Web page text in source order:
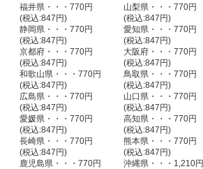
福井県・・・770円
(税込:847円)
山梨県・・・770円
(税込:847円)
静岡県・・・770円
(税込:847円)
愛知県・・・770円
(税込:847円)
京都府・・・770円
(税込:847円)
大阪府・・・770円
(税込:847円)
和歌山県・・・770円
(税込:847円)
鳥取県・・・770円
(税込:847円)
広島県・・・770円
(税込:847円)
山口県・・・770円
(税込:847円)
愛媛県・・・770円
(税込:847円)
高知県・・・770円
(税込:847円)
長崎県・・・770円
(税込:847円)
熊本県・・・770円
(税込:847円)
鹿児島県・・・770円
沖縄県・・・1,210円